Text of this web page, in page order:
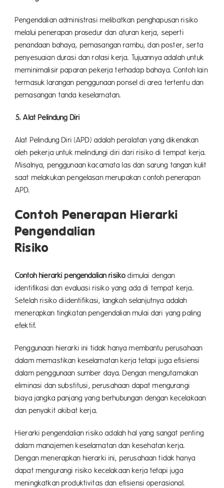
Pengendalian administrasi melibatkan penghapusan risiko
melalui penerapan prosedur dan aturan kerja, seperti
penandaan bahaya, pemasangan rambu, dan poster, serta
penyesuaian durasi dan rotasi kerja. Tujuannya adalah untuk
meminimalisir paparan pekerja terhadap bahaya. Contoh lain
termasuk larangan penggunaan ponsel di area tertentu dan
pemasangan tanda keselamatan.
5. Alat Pelindung Diri
Alat Pelindung Diri (APD) adalah peralatan yang dikenakan
oleh pekerja untuk melindungi diri dari risiko di tempat kerja.
Misalnya, penggunaan kacamata las dan sarung tangan kulit
saat melakukan pengelasan merupakan contoh penerapan
APD.
Contoh Penerapan Hierarki
Pengendalian
Risiko
Contoh hierarki pengendalian risiko dimulai dengan
identifikasi dan evaluasi risiko yang ada di tempat kerja.
Setelah risiko diidentifikasi, langkah selanjutnya adalah
menerapkan tingkatan pengendalian mulai dari yang paling
efektif.
Penggunaan hierarki ini tidak hanya membantu perusahaan
dalam memastikan keselamatan kerja tetapi juga efisiensi
dalam penggunaan sumber daya. Dengan mengutamakan
eliminasi dan substitusi, perusahaan dapat mengurangi
biaya jangka panjang yang berhubungan dengan kecelakaan
dan penyakit akibat kerja.
Hierarki pengendalian risiko adalah hal yang sangat penting
dalam manajemen keselamatan dan kesehatan kerja.
Dengan menerapkan hierarki ini, perusahaan tidak hanya
dapat mengurangi risiko kecelakaan kerja tetapi juga
meningkatkan produktivitas dan efisiensi operasional.